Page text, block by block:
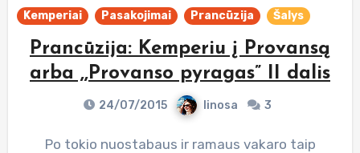
Kemperiai Pasakojimai Prancūzija Šalys
Prancūzija: Kemperiu į Provansą
arba ,,Provanso pyragas” II dalis
24/07/2015 linosa 3
Po tokio nuostabaus ir ramaus vakaro taip